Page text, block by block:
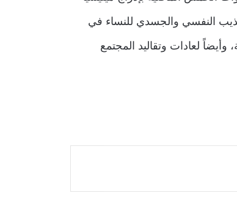
النفسي والجسدي للنساء في
وأيضاً لعادات وتقاليد المجتمع